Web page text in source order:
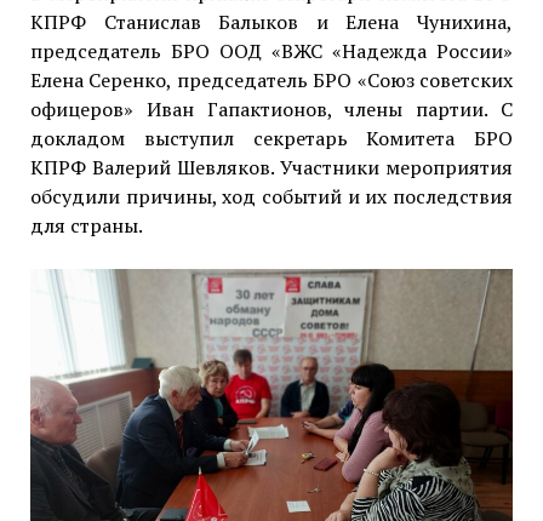
КПРФ Станислав Балыков и Елена Чунихина,
председатель БРО ООД «ВЖС «Надежда России»
Елена Серенко, председатель БРО «Союз советских
офицеров» Иван Гапактионов, члены партии. С
докладом выступил секретарь Комитета БРО
КПРФ Валерий Шевляков. Участники мероприятия
обсудили причины, ход событий и их последствия
для страны.